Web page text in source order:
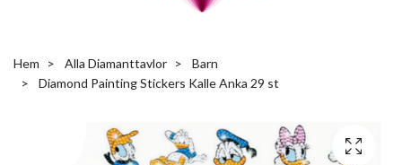
Hem Alla Diamanttavlor
Barn
Diamond Painting Stickers Kalle Anka 29 st